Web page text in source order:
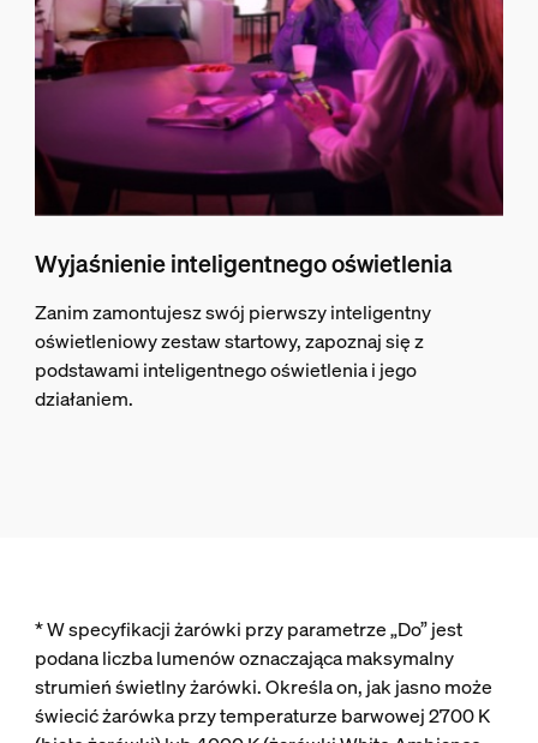
Wyjaśnienie inteligentnego oświetlenia
Zanim zamontujesz swój pierwszy inteligentny
oświetleniowy zestaw startowy, zapoznaj się z
podstawami inteligentnego oświetlenia i jego
działaniem.
* W specyfikacji żarówki przy parametrze „Do” jest
podana liczba lumenów oznaczająca maksymalny
strumień świetlny żarówki. Określa on, jak jasno może
świecić żarówka przy temperaturze barwowej 2700 K